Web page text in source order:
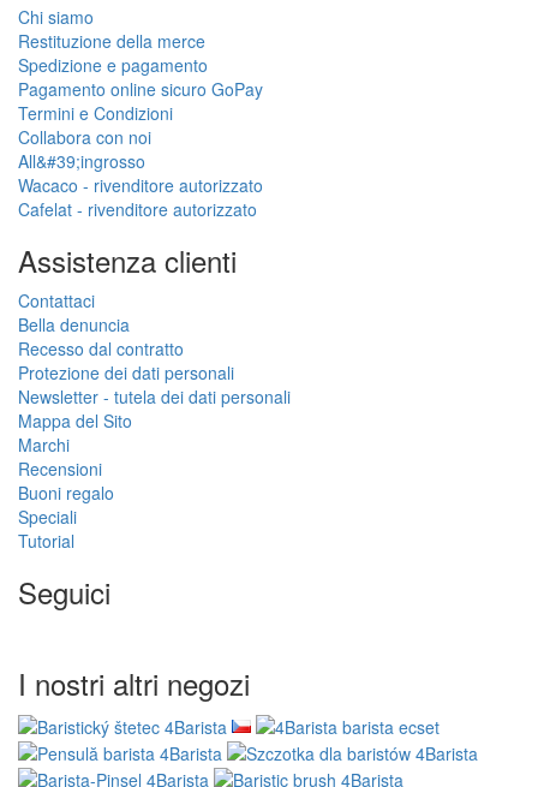
Chi siamo
Restituzione della merce
Spedizione e pagamento
Pagamento online sicuro GoPay
Termini e Condizioni
Collabora con noi
All&#39;ingrosso
Wacaco - rivenditore autorizzato
Cafelat - rivenditore autorizzato
Assistenza clienti
Contattaci
Bella denuncia
Recesso dal contratto
Protezione dei dati personali
Newsletter - tutela dei dati personali
Mappa del Sito
Marchi
Recensioni
Buoni regalo
Speciali
Tutorial
Seguici
I nostri altri negozi